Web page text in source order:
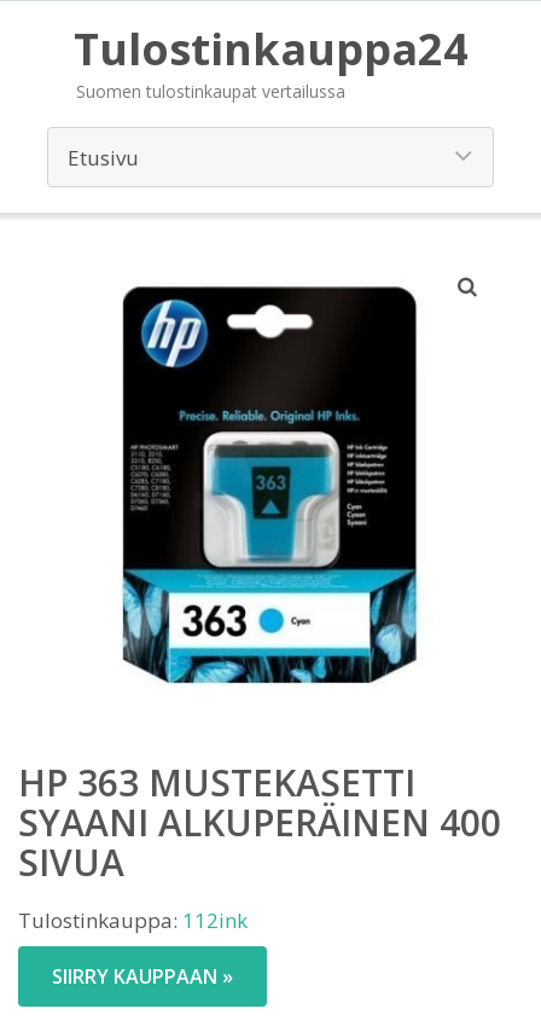
Tulostinkauppa24
Suomen tulostinkaupat vertailussa
HP 363 MUSTEKASETTI
SYAANI ALKUPERÄINEN 400
SIVUA
Tulostinkauppa: 112ink
SIIRRY KAUPPAAN »